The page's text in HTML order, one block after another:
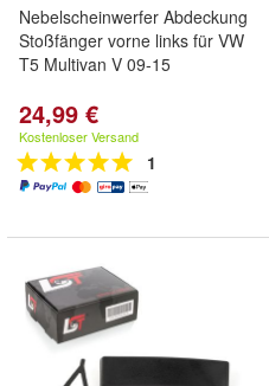
Nebelscheinwerfer Abdeckung
Stoßfänger vorne links für VW
T5 Multivan V 09-15
24,99 €
Kostenloser Versand
1